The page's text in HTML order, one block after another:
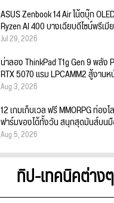
ASUS Zenbook 14 Air โน้ตบุ๊ก
Ryzen AI 400 บางเฉียบดีไซน์พรีเมี
Jul 29, 2026
น่าลอง ThinkPad T1g Gen 9 พลัง
RTX 5070 แรม LPCAMM2 สู้งาน
Aug 3, 2026
12 เกมเก็บเวล ฟรี MMORPG ท่อ
ฟาร์มของได้ทั้งวัน สนุกสุดมันส์บน
Aug 5, 2026
ทิป-เทคนิคต่างๆ